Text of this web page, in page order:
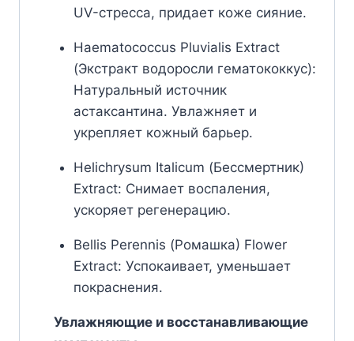
UV-стресса, придает коже сияние.
Haematococcus Pluvialis Extract
(Экстракт водоросли гематококкус):
Натуральный источник
астаксантина. Увлажняет и
укрепляет кожный барьер.
Helichrysum Italicum (Бессмертник)
Extract: Снимает воспаления,
ускоряет регенерацию.
Bellis Perennis (Ромашка) Flower
Extract: Успокаивает, уменьшает
покраснения.
Увлажняющие и восстанавливающие